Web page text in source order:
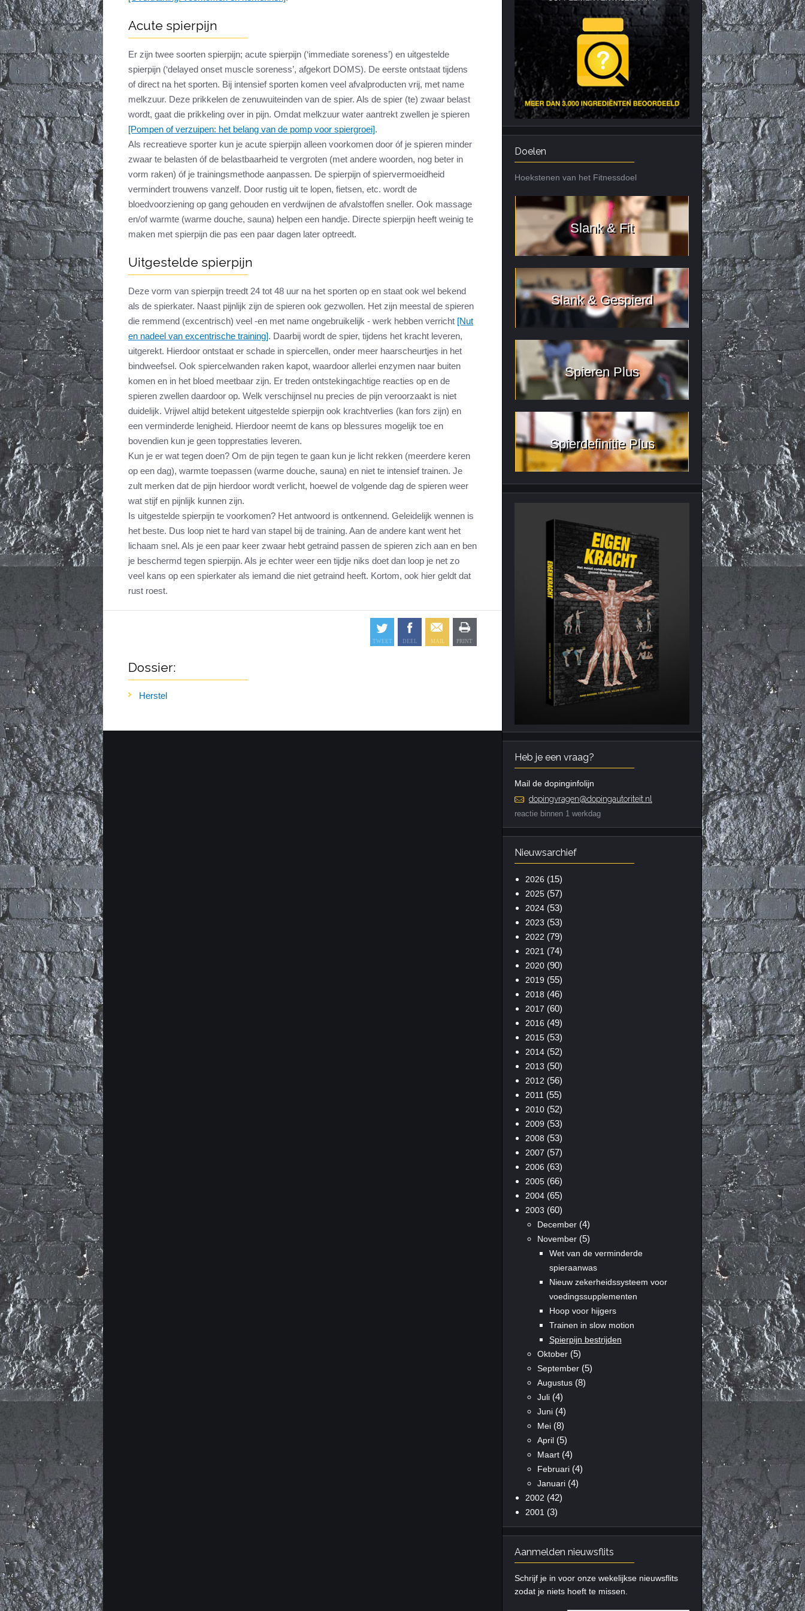
Combi van cardio en kracht
Trainingsfouten top 10
Veel gestelde vragen
Veel gestelde vragen
Citrus Aurantium
Tribulus Terrestris
Vitaminen en
mineralen
Weight Gainers
Nieuws archief
Acute spierpijn
Er zijn twee soorten spierpijn; acute spierpijn (‘immediate soreness’) en uitgestelde
spierpijn (‘delayed onset muscle soreness’, afgekort DOMS). De eerste ontstaat tijdens
of direct na het sporten. Bij intensief sporten komen veel afvalproducten vrij, met name
melkzuur. Deze prikkelen de zenuwuiteinden van de spier. Als de spier (te) zwaar belast
wordt, gaat die prikkeling over in pijn. Omdat melkzuur water aantrekt zwellen je spieren
[Pompen of verzuipen: het belang van de pomp voor spiergroei].
Als recreatieve sporter kun je acute spierpijn alleen voorkomen door óf je spieren minder
zwaar te belasten óf de belastbaarheid te vergroten (met andere woorden, nog beter in
vorm raken) óf je trainingsmethode aanpassen. De spierpijn of spiervermoeidheid
vermindert trouwens vanzelf. Door rustig uit te lopen, fietsen, etc. wordt de
bloedvoorziening op gang gehouden en verdwijnen de afvalstoffen sneller. Ook massage
en/of warmte (warme douche, sauna) helpen een handje. Directe spierpijn heeft weinig te
maken met spierpijn die pas een paar dagen later optreedt.
Uitgestelde spierpijn
Deze vorm van spierpijn treedt 24 tot 48 uur na het sporten op en staat ook wel bekend
als de spierkater. Naast pijnlijk zijn de spieren ook gezwollen. Het zijn meestal de spieren
die remmend (excentrisch) veel -en met name ongebruikelijk - werk hebben verricht [Nut
en nadeel van excentrische training]. Daarbij wordt de spier, tijdens het kracht leveren,
uitgerekt. Hierdoor ontstaat er schade in spiercellen, onder meer haarscheurtjes in het
bindweefsel. Ook spiercelwanden raken kapot, waardoor allerlei enzymen naar buiten
komen en in het bloed meetbaar zijn. Er treden ontstekingachtige reacties op en de
spieren zwellen daardoor op. Welk verschijnsel nu precies de pijn veroorzaakt is niet
duidelijk. Vrijwel altijd betekent uitgestelde spierpijn ook krachtverlies (kan fors zijn) en
een verminderde lenigheid. Hierdoor neemt de kans op blessures mogelijk toe en
bovendien kun je geen topprestaties leveren.
Kun je er wat tegen doen? Om de pijn tegen te gaan kun je licht rekken (meerdere keren
op een dag), warmte toepassen (warme douche, sauna) en niet te intensief trainen. Je
zult merken dat de pijn hierdoor wordt verlicht, hoewel de volgende dag de spieren weer
wat stijf en pijnlijk kunnen zijn.
Is uitgestelde spierpijn te voorkomen? Het antwoord is ontkennend. Geleidelijk wennen is
het beste. Dus loop niet te hard van stapel bij de training. Aan de andere kant went het
lichaam snel. Als je een paar keer zwaar hebt getraind passen de spieren zich aan en ben
je beschermd tegen spierpijn. Als je echter weer een tijdje niks doet dan loop je net zo
veel kans op een spierkater als iemand die niet getraind heeft. Kortom, ook hier geldt dat
rust roest.
Dossier:
Herstel
Doelen
Hoekstenen van het Fitnessdoel
Slank & Fit
Slank & Gespierd
Spieren Plus
Spierdefinitie Plus
Heb je een vraag?
Mail de dopinginfolijn
dopingvragen@dopingautoriteit.nl
reactie binnen 1 werkdag
Nieuwsarchief
2026 (15)
2025(57)
2024(53)
2023 (53)
2022 (79)
2021 (74)
2020(90)
2019 (55)
2018 (46)
2017 (60)
2016 (49)
2015(53)
2014(52)
2013 (50)
2012 (56)
2011 (55)
2010(52)
2009 (53)
2008 (53)
2007 (57)
2006 (63)
2005(66)
2004(65)
2003 (60)
December(4)
November(5)
Wet van de verminderde
spieraanwas
Nieuw zekerheidssysteem voor
voedingssupplementen
Hoop voor hijgers
Trainen in slow motion
Spierpijn bestrijden
Oktober(5)
September(5)
Augustus(8)
Juli(4)
Juni(4)
Mei(8)
April(5)
Maart(4)
Februari(4)
Januari(4)
2002 (42)
2001 (3)
Aanmelden nieuwsflits
Schrijf je in voor onze wekelijkse nieuwsflits
zodat je niets hoeft te missen.